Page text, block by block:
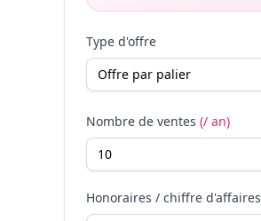
Type d'offre
Nombre de ventes (/ an)
Honoraires / chiffre d'affaires